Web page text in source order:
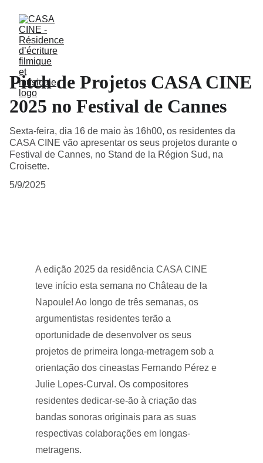
Pitch de Projetos CASA CINE
2025 no Festival de Cannes
Sexta-feira, dia 16 de maio às 16h00, os residentes da
CASA CINE vão apresentar os seus projetos durante o
Festival de Cannes, no Stand de la Région Sud, na
Croisette.
5/9/2025
A edição 2025 da residência CASA CINE
teve início esta semana no Château de la
Napoule! Ao longo de três semanas, os
argumentistas residentes terão a
oportunidade de desenvolver os seus
projetos de primeira longa-metragem sob a
orientação dos cineastas Fernando Pérez e
Julie Lopes-Curval. Os compositores
residentes dedicar-se-ão à criação das
bandas sonoras originais para as suas
respectivas colaborações em longas-
metragens.